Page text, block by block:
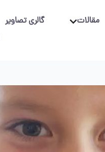
مقالات گالری تصاویر